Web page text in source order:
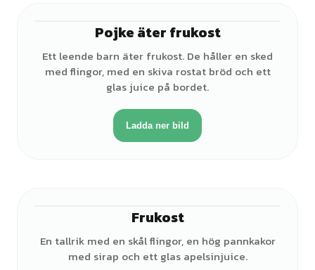
Pojke äter frukost
Ett leende barn äter frukost. De håller en sked
med flingor, med en skiva rostat bröd och ett
glas juice på bordet.
Ladda ner bild
Frukost
En tallrik med en skål flingor, en hög pannkakor
med sirap och ett glas apelsinjuice.